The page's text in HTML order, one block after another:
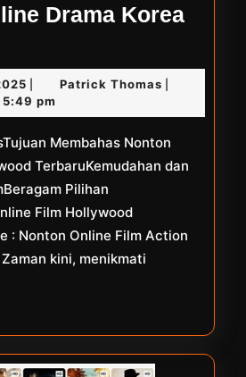
Drama Korea
October
12,
2025
Patrick ThomasPatrick
5:49 pm
Membahas Nonton
TerbaruKemudahan dan
Pilihan
Film Hollywood
: Nonton Online Film Action
kini, menikmati